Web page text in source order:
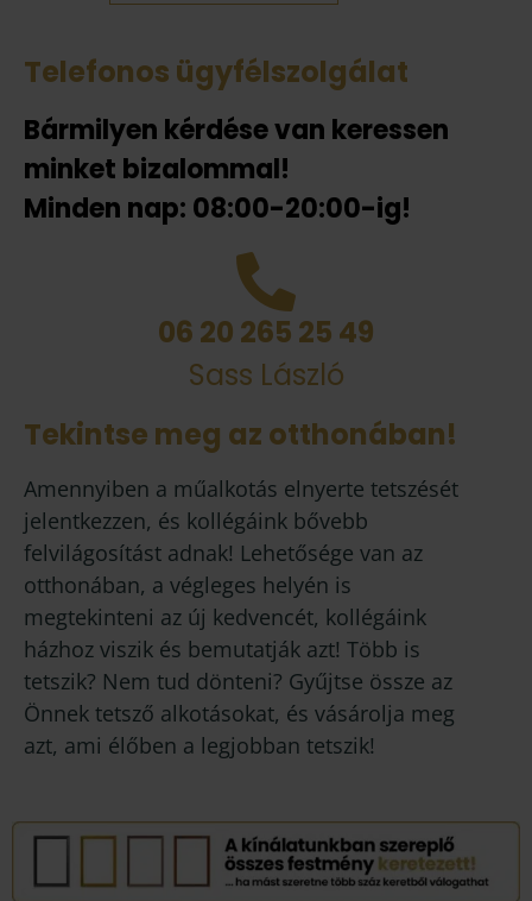
Telefonos ügyfélszolgálat
Bármilyen kérdése van keressen
minket bizalommal!
Minden nap: 08:00-20:00-ig!
06 20 265 25 49
Sass László
Tekintse meg az otthonában!
Amennyiben a műalkotás elnyerte tetszését
jelentkezzen, és kollégáink bővebb
felvilágosítást adnak! Lehetősége van az
otthonában, a végleges helyén is
megtekinteni az új kedvencét, kollégáink
házhoz viszik és bemutatják azt! Több is
tetszik? Nem tud dönteni? Gyűjtse össze az
Önnek tetsző alkotásokat, és vásárolja meg
azt, ami élőben a legjobban tetszik!